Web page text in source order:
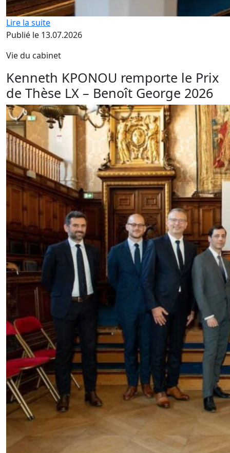
Lire la suite
Publié le 13.07.2026
Vie du cabinet
Kenneth KPONOU remporte le Prix
de Thèse LX – Benoît George 2026